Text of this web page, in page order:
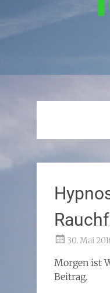
30. Mai
Morgen ist
Beitrag.